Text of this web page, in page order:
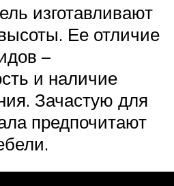
изготавливают
Ее отличие
–
и наличие
Зачастую для
предпочитают